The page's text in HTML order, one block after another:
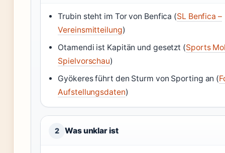
Trubin steht im Tor von Benfica (SL Benfica –
Vereinsmitteilung)
Otamendi ist Kapitän und gesetzt (Sports
Spielvorschau)
Gyökeres führt den Sturm von Sporting an (
Aufstellungsdaten)
2 Was unklar ist